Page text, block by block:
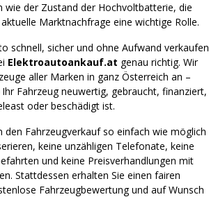
wie der Zustand der Hochvoltbatterie, die
Marktnachfrage eine wichtige Rolle.
schnell, sicher und ohne Aufwand verkaufen
Elektroautoankauf.at genau richtig. Wir
aller Marken in ganz Österreich an –
Fahrzeug neuwertig, gebraucht, finanziert,
oder beschädigt ist.
den Fahrzeugverkauf so einfach wie möglich
keine unzähligen Telefonate, keine
und keine Preisverhandlungen mit
Stattdessen erhalten Sie einen fairen
Fahrzeugbewertung und auf Wunsch